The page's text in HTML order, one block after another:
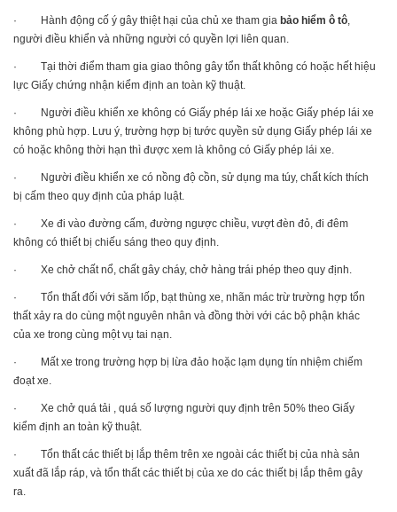
· Hành động cố ý gây thiệt hại của chủ xe tham gia bảo hiểm ô tô,
người điều khiển và những người có quyền lợi liên quan.
· Tại thời điểm tham gia giao thông gây tổn thất không có hoặc hết hiệu
lực Giấy chứng nhận kiểm định an toàn kỹ thuật.
· Người điều khiển xe không có Giấy phép lái xe hoặc Giấy phép lái xe
không phù hợp. Lưu ý, trường hợp bị tước quyền sử dụng Giấy phép lái xe
có hoặc không thời hạn thì được xem là không có Giấy phép lái xe.
· Người điều khiển xe có nồng độ cồn, sử dụng ma túy, chất kích thích
bị cấm theo quy định của pháp luật.
· Xe đi vào đường cấm, đường ngược chiều, vượt đèn đỏ, đi đêm
không có thiết bị chiếu sáng theo quy định.
· Xe chở chất nổ, chất gây cháy, chở hàng trái phép theo quy định.
· Tổn thất đối với săm lốp, bạt thùng xe, nhãn mác trừ trường hợp tổn
thất xảy ra do cùng một nguyên nhân và đồng thời với các bộ phận khác
của xe trong cùng một vụ tai nạn.
· Mất xe trong trường hợp bị lừa đảo hoặc lạm dụng tín nhiệm chiếm
đoạt xe.
· Xe chở quá tải , quá số lượng người quy định trên 50% theo Giấy
kiểm định an toàn kỹ thuật.
· Tổn thất các thiết bị lắp thêm trên xe ngoài các thiết bị của nhà sản
xuất đã lắp ráp, và tổn thất các thiết bị của xe do các thiết bị lắp thêm gây
ra.